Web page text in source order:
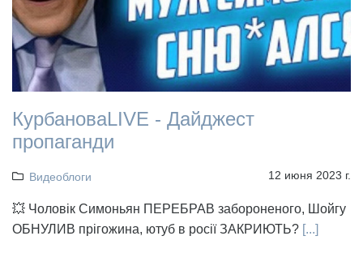
КурбановаLIVE - Дайджест
пропаганди
Видеоблоги 12 июня 2023 г.
💥 Чоловік Симоньян ПЕРЕБРАВ забороненого, Шойгу
ОБНУЛИВ прігожина, ютуб в росії ЗАКРИЮТЬ? [...]